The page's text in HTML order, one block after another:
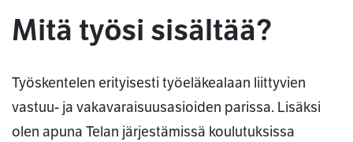
Mitä työsi sisältää?
Työskentelen erityisesti työeläkealaan liittyvien
vastuu- ja vakavaraisuusasioiden parissa. Lisäksi
olen apuna Telan järjestämissä koulutuksissa